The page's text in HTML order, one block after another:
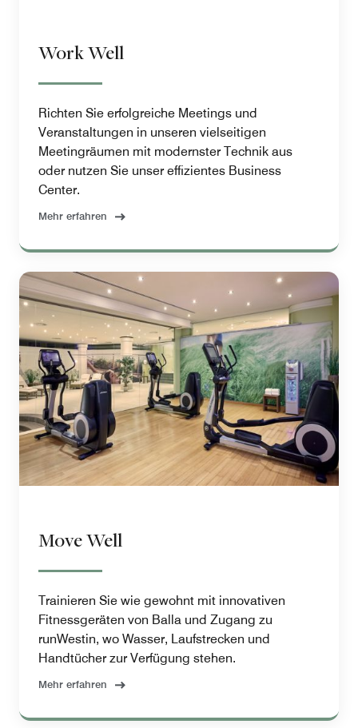
Work Well
Richten Sie erfolgreiche Meetings und
Veranstaltungen in unseren vielseitigen
Meetingräumen mit modernster Technik aus
oder nutzen Sie unser effizientes Business
Center.
Mehr erfahren
Move Well
Trainieren Sie wie gewohnt mit innovativen
Fitnessgeräten von Balla und Zugang zu
runWestin, wo Wasser, Laufstrecken und
Handtücher zur Verfügung stehen.
Mehr erfahren